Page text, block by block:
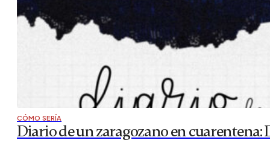
CÓMO SERÍA
Diario de un zaragozano en cuarentena: